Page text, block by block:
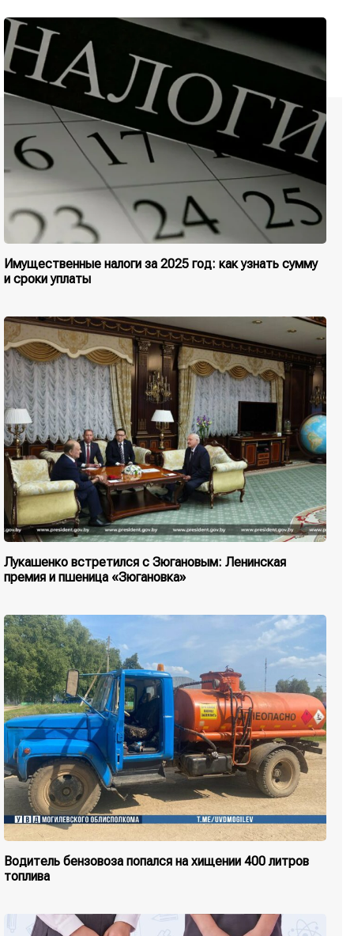
Имущественные налоги за 2025 год: как узнать сумму
и сроки уплаты
Лукашенко встретился с Зюгановым: Ленинская
премия и пшеница «Зюгановка»
Водитель бензовоза попался на хищении 400 литров
топлива